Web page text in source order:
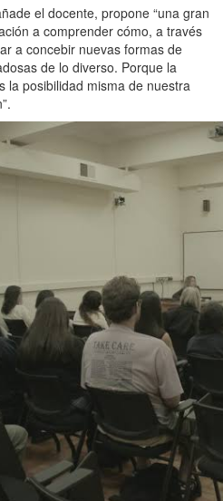
el docente, propone “una gran
a comprender cómo, a través
a concebir nuevas formas de
de lo diverso. Porque la
la posibilidad misma de nuestra